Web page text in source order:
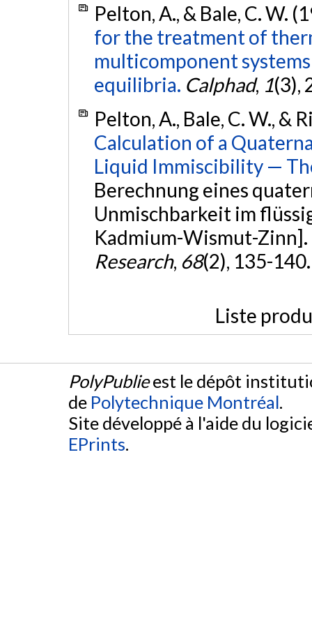
Pelton, A., & Bale, C. W.
for the treatment of
multicomponent
equilibria. Calphad, 1(3),
Pelton, A., Bale, C. W., &
Calculation of a
Liquid Immiscibility —
Berechnung eines
Unmischbarkeit im
Kadmium-Wismut-Zinn].
Research, 68(2), 135-
Liste
PolyPublieest le dépôt
de Polytechnique Montréal.
Site développé à l'aide du
EPrints.